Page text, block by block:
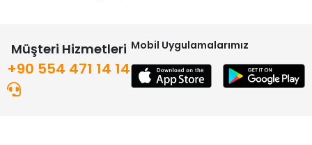
Müşteri Hizmetleri
+90 554 471 14 14
Mobil Uygulamalarımız